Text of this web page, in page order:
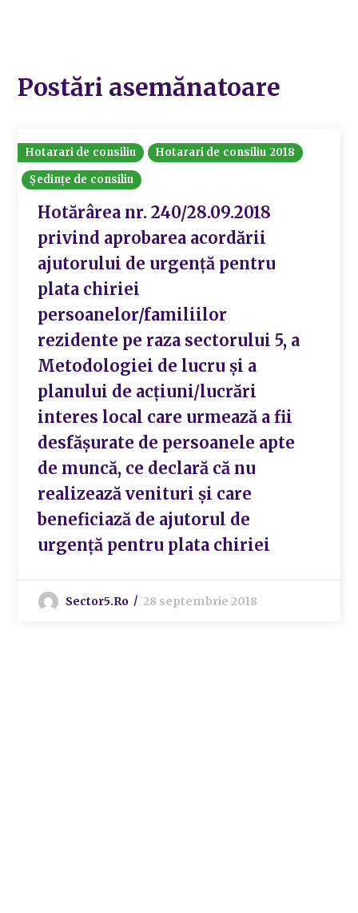
Postări asemănatoare
Hotarari de consiliu
Hotarari de consiliu 2018
Ședințe de consiliu
Hotărârea nr. 240/28.09.2018
privind aprobarea acordării
ajutorului de urgență pentru
plata chiriei
persoanelor/familiilor
rezidente pe raza sectorului 5, a
Metodologiei de lucru și a
planului de acțiuni/lucrări
interes local care urmează a fii
desfășurate de persoanele apte
de muncă, ce declară că nu
realizează venituri și care
beneficiază de ajutorul de
urgență pentru plata chiriei
Sector5.ro 28 septembrie 2018